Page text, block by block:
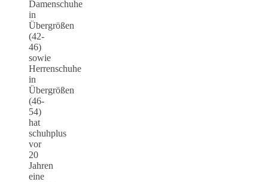
Damenschuhe
in
Übergrößen
(42-
46)
sowie
Herrenschuhe
in
Übergrößen
(46-
54)
hat
schuhplus
vor
20
Jahren
eine